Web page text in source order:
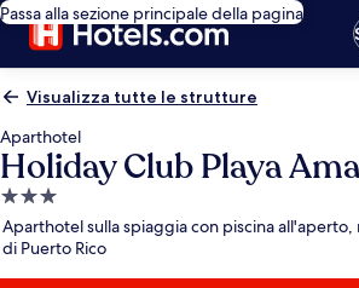
Passa alla sezione principale della pagina
Visualizza tutte le strutture
Aparthotel
Holiday Club Playa
Struttura
a
3.0
stelle
Aparthotel sulla spiaggia con piscina
di Puerto Rico